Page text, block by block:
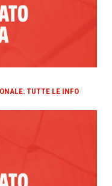
TUTTE LE INFO